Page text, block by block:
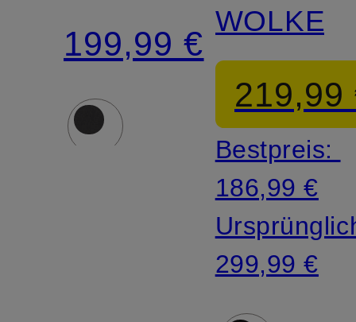
mit
abnehmbarer
Kapuze
199,99 €
219,99
Bestpreis:
186,99 €
299,99 €